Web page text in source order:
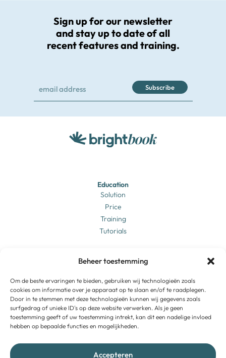
Beheer toestemming
Om de beste ervaringen te bieden, gebruiken wij technologieën zoals
cookies om informatie over je apparaat op te slaan en/of te raadplegen.
Door in te stemmen met deze technologieën kunnen wij gegevens zoals
surfgedrag of unieke ID's op deze website verwerken. Als je geen
toestemming geeft of uw toestemming intrekt, kan dit een nadelige invloed
hebben op bepaalde functies en mogelijkheden.
Accepteren
Sign up for our newsletter
and stay up to date of all
recent features and training.
Subscribe
Login
Education
Solution
Price
Training
Tutorials
Business
Solution
Price
Training
Tutorials
Brightbook
Vacancies